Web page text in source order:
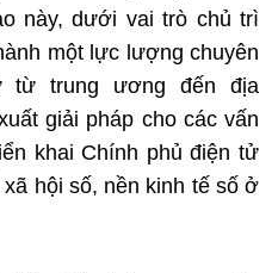
này, dưới vai trò chủ trì
một lực lượng chuyên
từ trung ương đến địa
giải pháp cho các vấn
khai Chính phủ điện tử
hội số, nền kinh tế số ở